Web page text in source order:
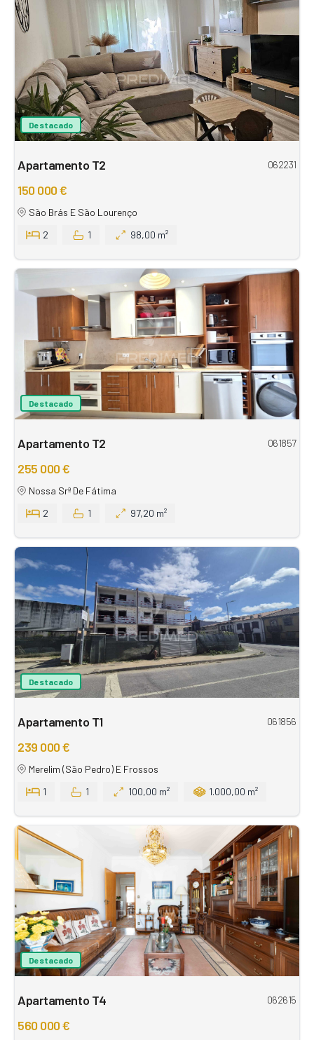
Destacado
Apartamento T2 062231
150 000 €
São Brás E São Lourenço
2
1 98,00 m²
Destacado
Apartamento T2 061857
255 000 €
Nossa Srª De Fátima
2
1 97,20 m²
Destacado
Apartamento T1 061856
239 000 €
Merelim (São Pedro) E Frossos
1
1 100,00 m² 1.000,00 m²
Destacado
Apartamento T4 062615
560 000 €